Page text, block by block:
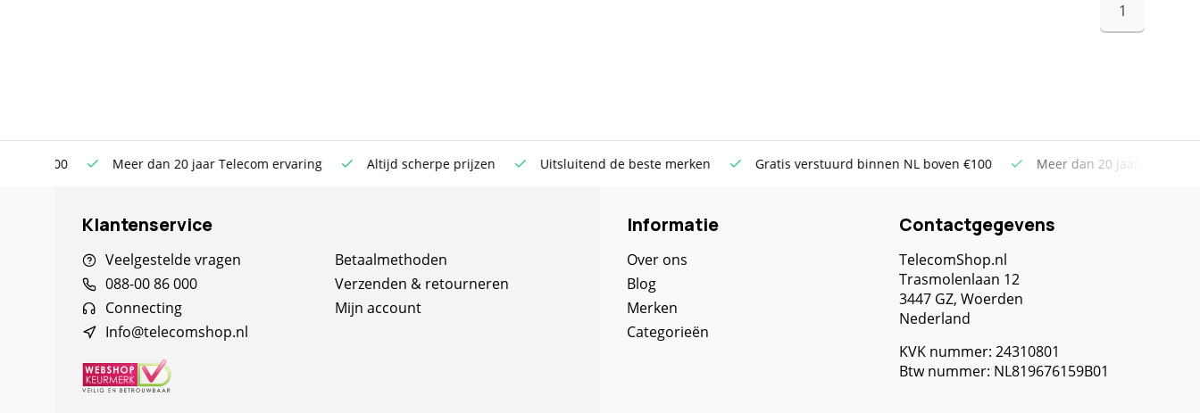
1
Meer dan 20 jaar Telecom ervaring Altijd scherpe prijzen Uitsluitend de beste merken Gratis verstuurd binnen NL boven €100 Meer dan 20 jaar Telecom
Klantenservice
Veelgestelde vragen
088-00 86 000
Connecting
Info@telecomshop.nl
Betaalmethoden
Verzenden & retourneren
Mijn account
Informatie
Over ons
Blog
Merken
Categorieën
Contactgegevens
TelecomShop.nl
Trasmolenlaan 12
3447 GZ, Woerden
Nederland
KVK nummer: 24310801
Btw nummer: NL819676159B01